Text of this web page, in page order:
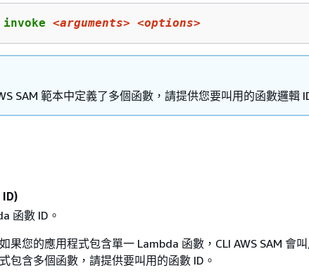
<arguments> <options>
SAM 範本中定義了多個函數，請提供您要叫用的函數邏輯
ID)
函數 ID。
果您的應用程式包含單一 Lambda 函數，CLI AWS SAM 會叫
包含多個函數，請提供要叫用的函數 ID。